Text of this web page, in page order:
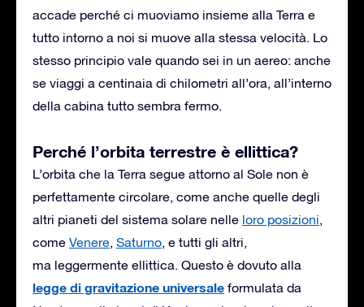
accade perché ci muoviamo insieme alla Terra e
tutto intorno a noi si muove alla stessa velocità. Lo
stesso principio vale quando sei in un aereo: anche
se viaggi a centinaia di chilometri all’ora, all’interno
della cabina tutto sembra fermo.
Perché l’orbita terrestre è ellittica?
L’orbita che la Terra segue attorno al Sole non è
perfettamente circolare, come anche quelle degli
altri pianeti del sistema solare nelle loro posizioni,
come Venere, Saturno, e tutti gli altri,
ma leggermente ellittica. Questo è dovuto alla
legge di gravitazione universale formulata da